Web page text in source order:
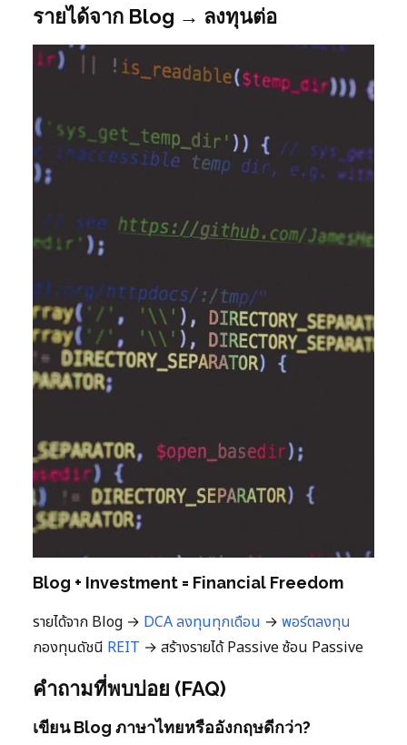
รายได้จาก Blog → ลงทุนต่อ
Blog + Investment = Financial Freedom
รายได้จาก Blog → DCA ลงทุนทุกเดือน → พอร์ตลงทุน
กองทุนดัชนี REIT → สร้างรายได้ Passive ซ้อน Passive
คำถามที่พบบ่อย (FAQ)
เขียน Blog ภาษาไทยหรืออังกฤษดีกว่า?